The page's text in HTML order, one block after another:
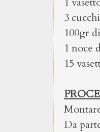
3
100gr
1 noce
15
Da